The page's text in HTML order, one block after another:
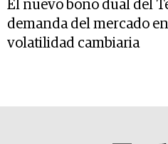
El nuevo bono dual del
demanda del mercado
volatilidad cambiaria